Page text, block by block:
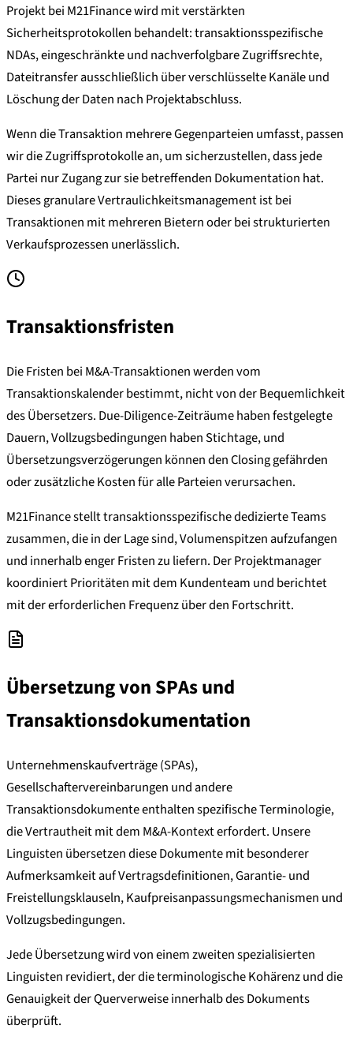
Projekt bei M21Finance wird mit verstärkten
Sicherheitsprotokollen behandelt: transaktionsspezifische
NDAs, eingeschränkte und nachverfolgbare Zugriffsrechte,
Dateitransfer ausschließlich über verschlüsselte Kanäle und
Löschung der Daten nach Projektabschluss.
Wenn die Transaktion mehrere Gegenparteien umfasst, passen
wir die Zugriffsprotokolle an, um sicherzustellen, dass jede
Partei nur Zugang zur sie betreffenden Dokumentation hat.
Dieses granulare Vertraulichkeitsmanagement ist bei
Transaktionen mit mehreren Bietern oder bei strukturierten
Verkaufsprozessen unerlässlich.
Transaktionsfristen
Die Fristen bei M&A-Transaktionen werden vom
Transaktionskalender bestimmt, nicht von der Bequemlichkeit
des Übersetzers. Due-Diligence-Zeiträume haben festgelegte
Dauern, Vollzugsbedingungen haben Stichtage, und
Übersetzungsverzögerungen können den Closing gefährden
oder zusätzliche Kosten für alle Parteien verursachen.
M21Finance stellt transaktionsspezifische dedizierte Teams
zusammen, die in der Lage sind, Volumenspitzen aufzufangen
und innerhalb enger Fristen zu liefern. Der Projektmanager
koordiniert Prioritäten mit dem Kundenteam und berichtet
mit der erforderlichen Frequenz über den Fortschritt.
Übersetzung von SPAs und
Transaktionsdokumentation
Unternehmenskaufverträge (SPAs),
Gesellschaftervereinbarungen und andere
Transaktionsdokumente enthalten spezifische Terminologie,
die Vertrautheit mit dem M&A-Kontext erfordert. Unsere
Linguisten übersetzen diese Dokumente mit besonderer
Aufmerksamkeit auf Vertragsdefinitionen, Garantie- und
Freistellungsklauseln, Kaufpreisanpassungsmechanismen und
Vollzugsbedingungen.
Jede Übersetzung wird von einem zweiten spezialisierten
Linguisten revidiert, der die terminologische Kohärenz und die
Genauigkeit der Querverweise innerhalb des Dokuments
überprüft.